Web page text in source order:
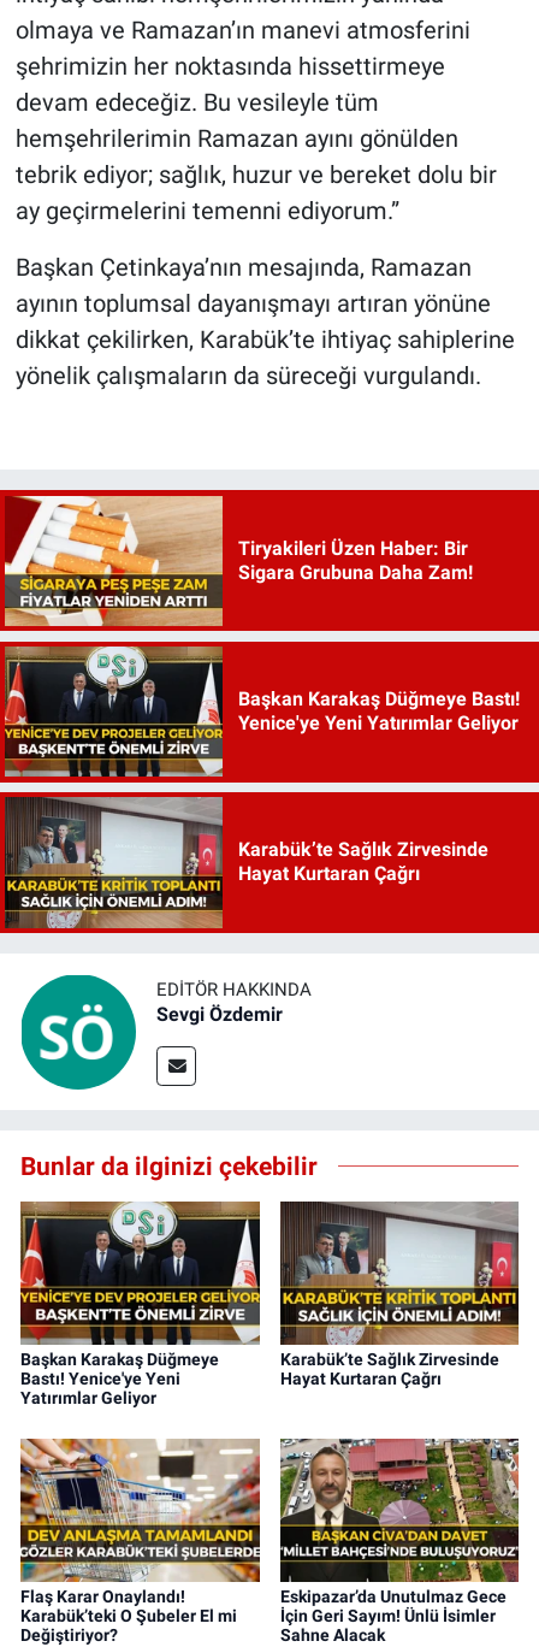
olmaya ve Ramazan’ın manevi atmosferini
şehrimizin her noktasında hissettirmeye
devam edeceğiz. Bu vesileyle tüm
hemşehrilerimin Ramazan ayını gönülden
tebrik ediyor; sağlık, huzur ve bereket dolu bir
ay geçirmelerini temenni ediyorum.”
Başkan Çetinkaya’nın mesajında, Ramazan
ayının toplumsal dayanışmayı artıran yönüne
dikkat çekilirken, Karabük’te ihtiyaç sahiplerine
yönelik çalışmaların da süreceği vurgulandı.
Tiryakileri Üzen Haber: Bir
Sigara Grubuna Daha Zam!
Başkan Karakaş Düğmeye Bastı!
Yenice'ye Yeni Yatırımlar Geliyor
Karabük’te Sağlık Zirvesinde
Hayat Kurtaran Çağrı
EDITÖR HAKKINDA
Sevgi Özdemir
Bunlar da ilginizi çekebilir
Başkan Karakaş Düğmeye
Bastı! Yenice'ye Yeni
Yatırımlar Geliyor
Karabük’te Sağlık Zirvesinde
Hayat Kurtaran Çağrı
Flaş Karar Onaylandı!
Karabük’teki O Şubeler El mi
Değiştiriyor?
Eskipazar’da Unutulmaz Gece
İçin Geri Sayım! Ünlü İsimler
Sahne Alacak